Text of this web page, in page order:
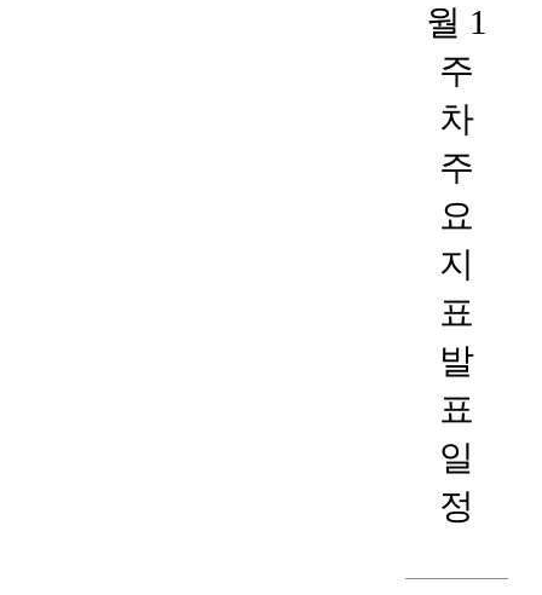
월 1
주
차
주
요
지
표
발
표
일
정